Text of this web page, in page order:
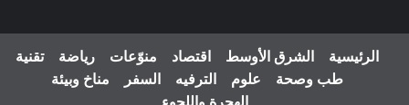
الرئيسية الشرق الأوسط اقتصاد منوّعات رياضة
تقنية
طب وصحة
علوم الترفيه السفر
مناخ وبيئة